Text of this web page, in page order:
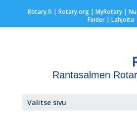
Rotary.fi | Rotary.org| MyRotary |
Finder| Lahjoita
Rantasalmen
Valitse sivu